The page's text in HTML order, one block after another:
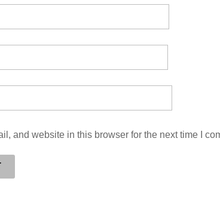
and website in this browser for the next time I